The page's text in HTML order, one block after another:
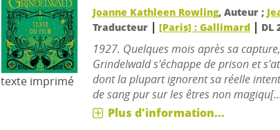
texte imprimé
Joanne Kathleen Rowling, Auteur ;
Traducteur |[Paris] : Gallimard | DL
1927. Quelques mois après sa
Grindelwald s'échappe de prison et
dont la plupart ignorent sa réelle
de sang pur sur les êtres non
Plus d'information...